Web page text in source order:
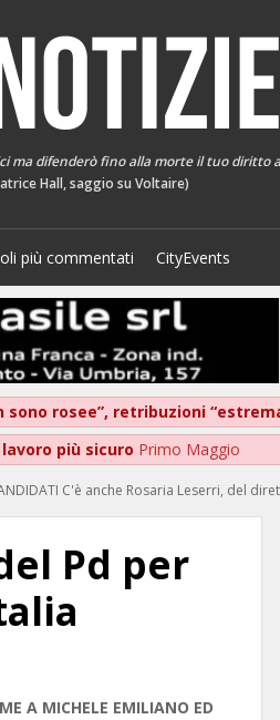
ma difenderò fino alla morte il tuo diritto
Hall, saggio su Voltaire)
più commentati CityEvents
rosee”, retribuzioni
più sicuro Primo Maggio
C'è anche Rosaria Leserri, del
Pd per
A MICHELE EMILIANO ED